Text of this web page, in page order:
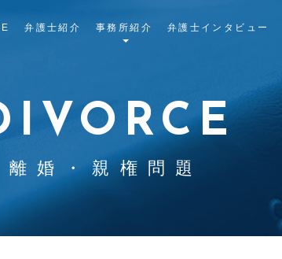
弁護士紹介 事務所紹介 弁護士インタビュー
離婚・親権問題